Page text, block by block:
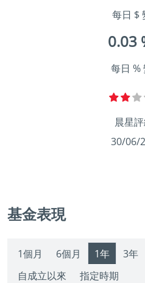
每日 $
0.03
每日 %
晨星
30/06/
基金表現
1個月 6個月 1年 3年
自成立以來
指定時期